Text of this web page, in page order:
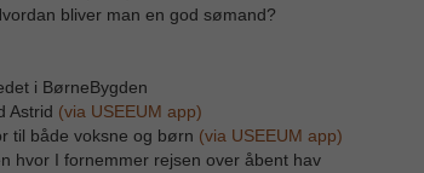
bliver man en god sømand?
i BørneBygden
Astrid (via USEEUM app)
til både voksne og børn (via USEEUM app)
hvor I fornemmer rejsen over åbent hav